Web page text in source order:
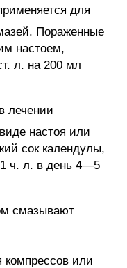
для
Пораженные
настоем,
л. на 200 мл
лечении
настоя или
сок календулы,
ч. л. в день 4—5
смазывают
компрессов или